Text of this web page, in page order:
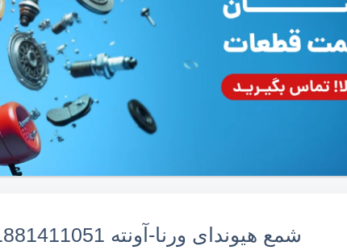
شمع هیوندای ورنا-آونته 1881411051